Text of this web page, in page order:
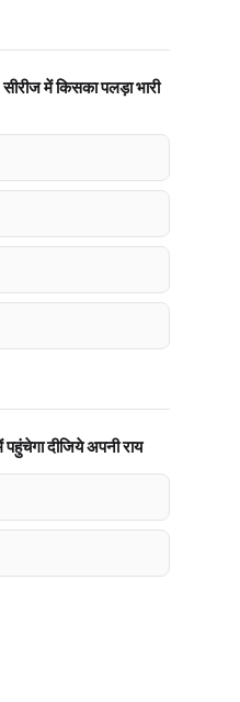
में किसका पलड़ा भारी
दीजिये अपनी राय